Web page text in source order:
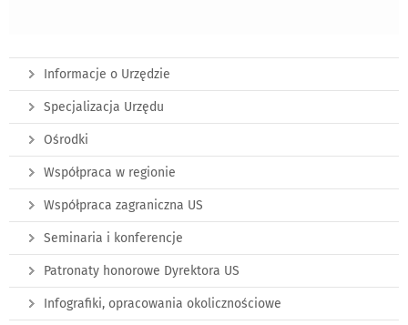
Informacje o Urzędzie
Specjalizacja Urzędu
Ośrodki
Współpraca w regionie
Współpraca zagraniczna US
Seminaria i konferencje
Patronaty honorowe Dyrektora US
Infografiki, opracowania okolicznościowe